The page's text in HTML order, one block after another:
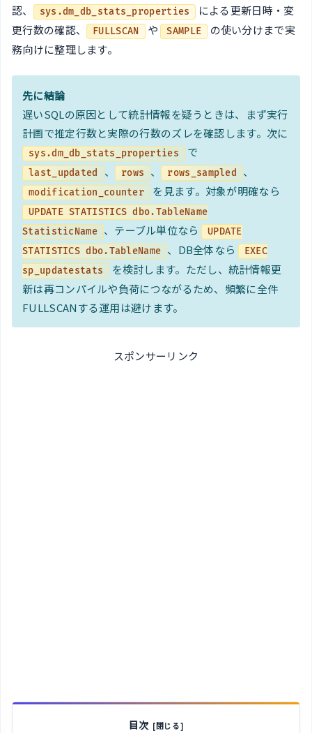
認、
sys.dm_db_stats_properties
による更新日時・変
更行数の確認、
FULLSCAN や SAMPLE
の使い分けまで実
務向けに整理します。
先に結論
遅いSQLの原因として統計情報を疑うときは、まず実行
計画で推定行数と実際の行数のズレを確認します。次に
sys.dm_db_stats_properties で
last_updated 、 rows 、 rows_sampled 、
modification_counter を見ます。対象が明確なら
UPDATE STATISTICS dbo.TableName
StatisticName 、テーブル単位なら
UPDATE
STATISTICS dbo.TableName
、DB全体なら
EXEC
sp_updatestats
を検討します。ただし、統計情報更
新は再コンパイルや負荷につながるため、頻繁に全件
FULLSCANする運用は避けます。
スポンサーリンク
目次